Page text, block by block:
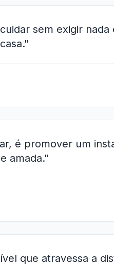
sem exigir
é promover um
amada."
que atravessa a